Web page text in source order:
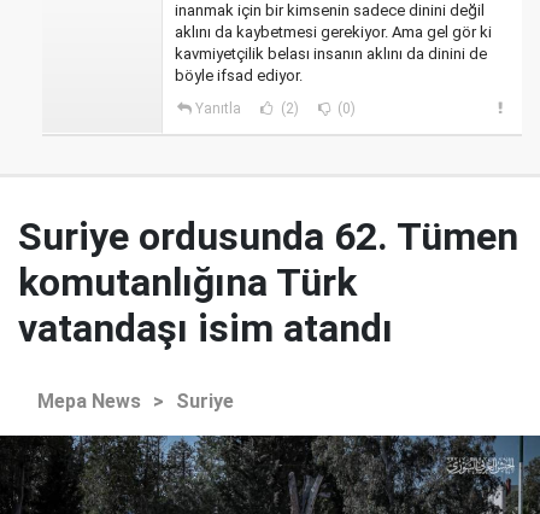
inanmak için bir kimsenin sadece dinini değil
aklını da kaybetmesi gerekiyor. Ama gel gör ki
kavmiyetçilik belası insanın aklını da dinini de
böyle ifsad ediyor.
Yanıtla (2) (0)
Suriye ordusunda 62. Tümen
komutanlığına Türk
vatandaşı isim atandı
Mepa News > Suriye